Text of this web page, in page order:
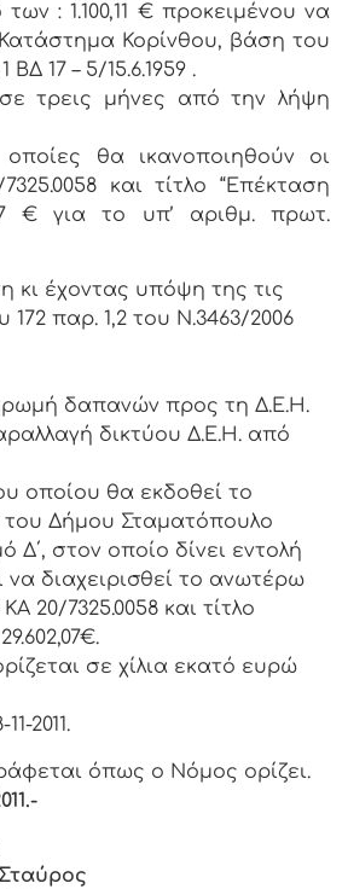
: 1.100,11 € προκειμένου να
Κορίνθου, βάση του
17 – 5/15.6.1959 .
τρεις μήνες από την λήψη
θα ικανοποιηθούν οι
και τίτλο “Επέκταση
€ για το υπ’ αριθμ. πρωτ.
κι έχοντας υπόψη της τις
παρ. 1,2 του Ν.3463/2006
δαπανών προς τη Δ.Ε.Η.
δικτύου Δ.Ε.Η. από
οποίου θα εκδοθεί το
του Δήμου Σταματόπουλο
Δ΄, στον οποίο δίνει εντολή
διαχειρισθεί το ανωτέρω
20/7325.0058 και τίτλο
σε χίλια εκατό ευρώ
2011.
όπως o Νόμoς oρίζει.